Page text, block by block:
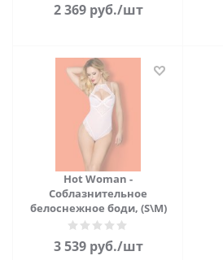
2 369 руб./шт
Hot Woman -
Соблазнительное
белоснежное боди, (S\M)
3 539 руб./шт